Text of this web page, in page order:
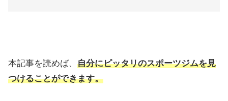
本記事を読めば、 自分にピッタリのスポーツジムを見
つけることができます。